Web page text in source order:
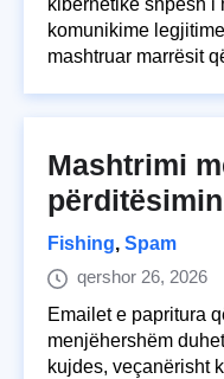
kibernetikë shpesh i
komunikime
mashtruar marrësit
Mashtrimi
Fishing, Spam
qershor 26, 2026
Emailet e papritura
menjëhershëm
kujdes, veçanërisht